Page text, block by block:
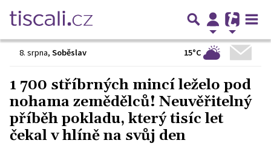
8. srpna, Soběslav 15°C
1 700 stříbrných mincí leželo pod
nohama zemědělců! Neuvěřitelný
příběh pokladu, který tisíc let
čekal v hlíně na svůj den